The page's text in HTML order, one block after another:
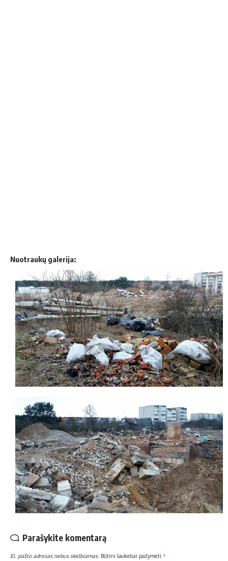
Nuotraukų galerija:
Parašykite komentarą
El. pašto adresas nebus skelbiamas. Būtini laukeliai pažymėti *